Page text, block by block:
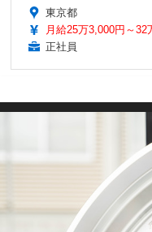
東京都
月給25万3,000円～32
正社員